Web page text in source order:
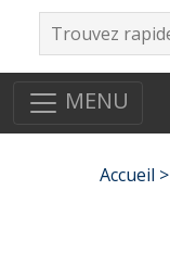
MENU
Accueil >